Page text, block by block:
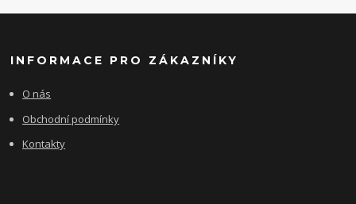
INFORMACE PRO ZÁKAZNÍKY
O nás
Obchodní podmínky
Kontakty